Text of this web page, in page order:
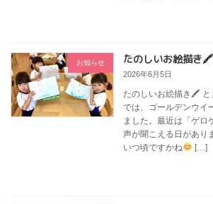
お知らせ たのしいお絵描き🖍
2026年6月5日
たのしいお絵描き🖍 と
では、ゴールデンウイ
ました。最近は「ゲロ
声が聞こえる日があり
いつ頃ですかね
[…]